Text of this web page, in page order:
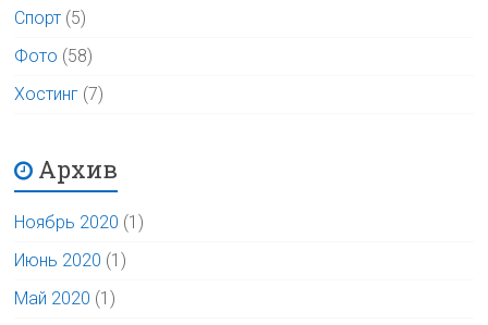
Спорт (5)
Фото (58)
Хостинг (7)
Архив
Ноябрь 2020 (1)
Июнь 2020 (1)
Май 2020 (1)